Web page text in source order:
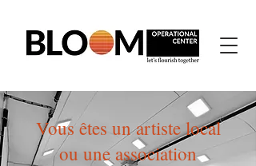
Vous êtes un artiste local
ou une association